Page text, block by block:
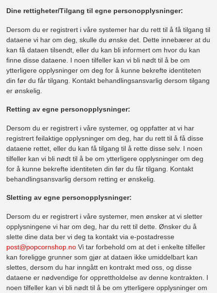
Dine rettigheter/Tilgang til egne personopplysninger:
Dersom du er registrert i våre systemer har du rett til å få tilgang til
dataene vi har om deg, skulle du ønske det. Dette innebærer at du
kan få dataen tilsendt, eller du kan bli informert om hvor du kan
finne disse dataene. I noen tilfeller kan vi bli nødt til å be om
ytterligere opplysninger om deg for å kunne bekrefte identiteten
din før du får tilgang. Kontakt behandlingsansvarlig dersom tilgang
er ønskelig.
Retting av egne personopplysninger:
Dersom du er registrert i våre systemer, og oppfatter at vi har
registrert feilaktige opplysninger om deg, har du rett til å få disse
dataene rettet, eller du kan få tilgang til å rette disse selv. I noen
tilfeller kan vi bli nødt til å be om ytterligere opplysninger om deg
for å kunne bekrefte identiteten din før du får tilgang. Kontakt
behandlingsansvarlig dersom retting er ønskelig.
Sletting av egne personopplysninger:
Dersom du er registrert i våre systemer, men ønsker at vi sletter
opplysningene vi har om deg, har du rett til dette. Ønsker du å
slette dine data ber vi deg ta kontakt via e-postadresse
post@popcornshop.no Vi tar forbehold om at det i enkelte tilfeller
kan foreligge grunner som gjør at dataen ikke umiddelbart kan
slettes, dersom du har inngått en kontrakt med oss, og disse
dataene er nødvendige for opprettholdelse av denne kontrakten. I
noen tilfeller kan vi bli nødt til å be om ytterligere opplysninger om